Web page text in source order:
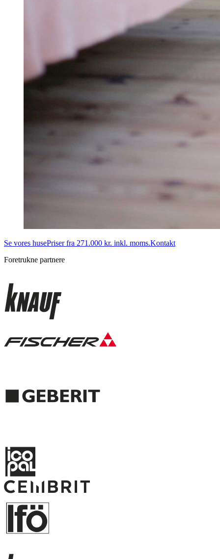
Se vores husePriser fra 271.000 kr. inkl. moms.Kontakt
Foretrukne partnere